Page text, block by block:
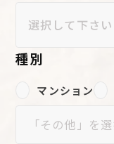
種別
マンション